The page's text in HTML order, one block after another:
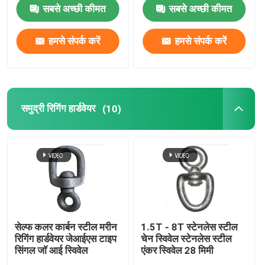
तार रस्सी क्लिप
बकल घुमाओ
जाली मास्टर लिंक
गोल स्टील लिंक चेन
लोड बाइंडर
स्प्रिंग स्नैप हुक
जिंक प्लेटेड त्वरित लिंक
सबसे अच्छी कीमत
हमसे संपर्क करें
सबसे अच्छी कीमत
हमसे संपर्क करें
समुद्री रिगिंग हार्डवेयर (10)
सेल्फ कलर कार्बन स्टील मरीन
रिगिंग हार्डवेयर जेआईएस टाइप
सिंगल जॉ आई स्विवेल
1.5T - 8T स्टेनलेस स्टील
चेन स्विवेल स्टेनलेस स्टील
एंकर स्विवेल 28 मिमी